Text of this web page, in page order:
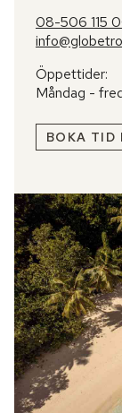
08-506 115
Öppettider:
Måndag -
BOKA TID